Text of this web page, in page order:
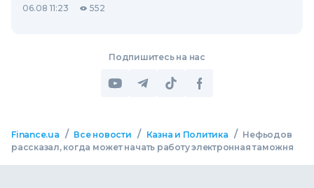
06.08 11:23 552
Подпишитесь на нас
Finance.ua / Все новости / Казна и Политика / Нефьодов
рассказал, когда может начать работу электронная таможня